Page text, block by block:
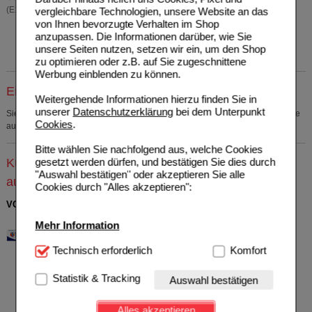
vergleichbare Technologien, unsere Website an das
von Ihnen bevorzugte Verhalten im Shop
anzupassen. Die Informationen darüber, wie Sie
unsere Seiten nutzen, setzen wir ein, um den Shop
zu optimieren oder z.B. auf Sie zugeschnittene
Werbung einblenden zu können.
Weitergehende Informationen hierzu finden Sie in
unserer Datenschutzerklärungbei dem Unterpunkt
Cookies.
Bitte wählen Sie nachfolgend aus, welche Cookies
gesetzt werden dürfen, und bestätigen Sie dies durch
"Auswahl bestätigen" oder akzeptieren Sie alle
Cookies durch "Alles akzeptieren":
Mehr Information
Technisch Notwendig:Hierbei handelt es sich um
Website notwendig sind (z.B. Navigation, Warenkorb,
Kundenkonto), weshalb auf diese nicht verzichtet
werden kann.
Technisch erforderlich Komfort
Statistik & Tracking Auswahl bestätigen
(E172), Eisen(III)-oxid (E172), Titandioxid (E171).
Einkaufsliste auswählen
Sie müssen sich anmelden um den ausgewählten Artikel in eine Einkaufsliste
aufzunehmen.
Kunden, die dieses Produkt gekauft haben, kauften
auch
VOLTAREN Schmerzgel forte 23,2 mg/g
Haleon Germany GmbH
11240397
180g Gel *
Max. Abgabe:
verw. bis*****: